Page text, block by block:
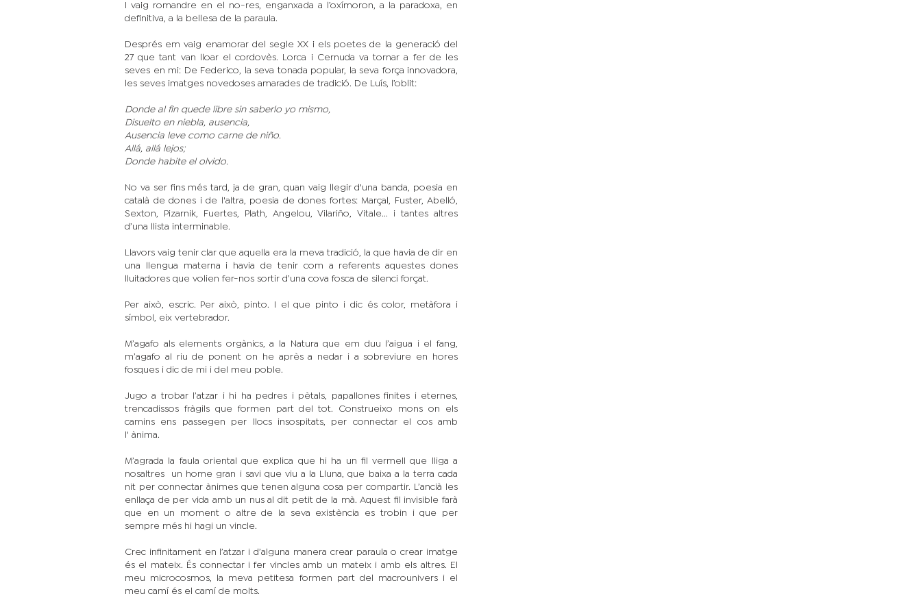
I vaig romandre en el no-res, enganxada a l’oxímoron, a la paradoxa, en
definitiva, a la bellesa de la paraula.
Després em vaig enamorar del segle XX i els poetes de la generació del
27 que tant van lloar el cordovès. Lorca i Cernuda va tornar a fer de les
seves en mi: De Federico, la seva tonada popular, la seva força innovadora,
les seves imatges novedoses amarades de tradició. De Luís, l’oblit:
Donde al fin quede libre sin saberlo yo mismo,
Disuelto en niebla, ausencia,
Ausencia leve como carne de niño.
Allá, allá lejos;
Donde habite el olvido.
No va ser fins més tard, ja de gran, quan vaig llegir d'una banda, poesia en
català de dones i de l'altra, poesia de dones fortes: Marçal, Fuster, Abelló,
Sexton, Pizarnik, Fuertes, Plath, Angelou, Vilariño, Vitale... i tantes altres
d’una llista interminable.
Llavors vaig tenir clar que aquella era la meva tradició, la que havia de dir en
una llengua materna i havia de tenir com a referents aquestes dones
lluitadores que volien fer-nos sortir d’una cova fosca de silenci forçat.
Per això, escric. Per això, pinto. I el que pinto i dic és color, metàfora i
símbol, eix vertebrador.
M’agafo als elements orgànics, a la Natura que em duu l’aigua i el fang,
m’agafo al riu de ponent on he après a nedar i a sobreviure en hores
fosques i dic de mi i del meu poble.
Jugo a trobar l’atzar i hi ha pedres i pètals, papallones finites i eternes,
trencadissos fràgils que formen part del tot. Construeixo mons on els
camins ens passegen per llocs insospitats, per connectar el cos amb
l' ànima.
M’agrada la faula oriental que explica que hi ha un fil vermell que lliga a
nosaltres un home gran i savi que viu a la Lluna, que baixa a la terra cada
nit per connectar ànimes que tenen alguna cosa per compartir. L’ancià les
enllaça de per vida amb un nus al dit petit de la mà. Aquest fil invisible farà
que en un moment o altre de la seva existència es trobin i que per
sempre més hi hagi un vincle.
Crec infinitament en l’atzar i d’alguna manera crear paraula o crear imatge
és el mateix. És connectar i fer vincles amb un mateix i amb els altres. El
meu microcosmos, la meva petitesa formen part del macrounivers i el
meu camí és el camí de molts.